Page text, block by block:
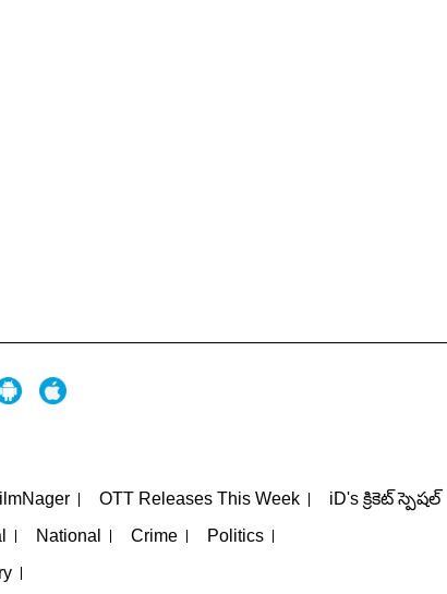
OTT Releases This Week iD's క్రికెట్ స్పెషల్
National Crime Politics